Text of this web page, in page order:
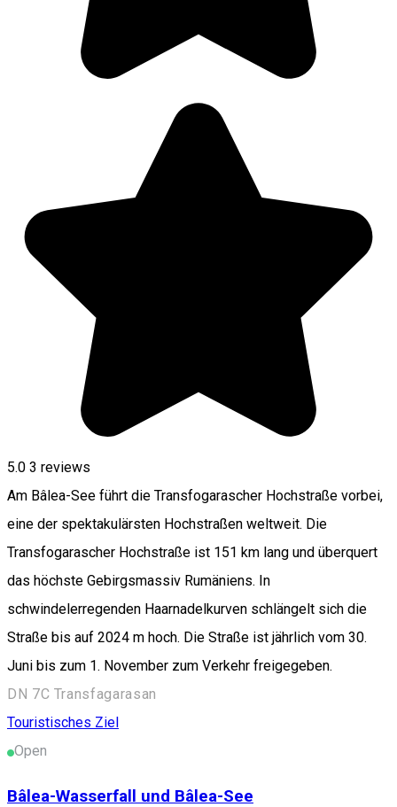
5.0 3 reviews
Am Bâlea-See führt die Transfogarascher Hochstraße vorbei,
eine der spektakulärsten Hochstraßen weltweit. Die
Transfogarascher Hochstraße ist 151 km lang und überquert
das höchste Gebirgsmassiv Rumäniens. In
schwindelerregenden Haarnadelkurven schlängelt sich die
Straße bis auf 2024 m hoch. Die Straße ist jährlich vom 30.
Juni bis zum 1. November zum Verkehr freigegeben.
DN 7C Transfagarasan
Touristisches Ziel
Open
Bâlea-Wasserfall und Bâlea-See